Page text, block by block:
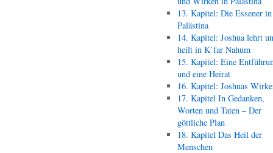
13. Kapitel: Die Essener in
Palästina
14. Kapitel: Joshua lehrt
heilt in K’far Nahum
15. Kapitel: Eine
und eine Heirat
16. Kapitel: Joshuas
17. Kapitel In Gedanken,
Worten und Taten – Der
göttliche Plan
18. Kapitel Das Heil der
Menschen